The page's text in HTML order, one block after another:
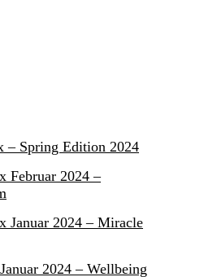
– Spring Edition 2024
Februar 2024 –
Januar 2024 – Miracle
2024 – Wellbeing